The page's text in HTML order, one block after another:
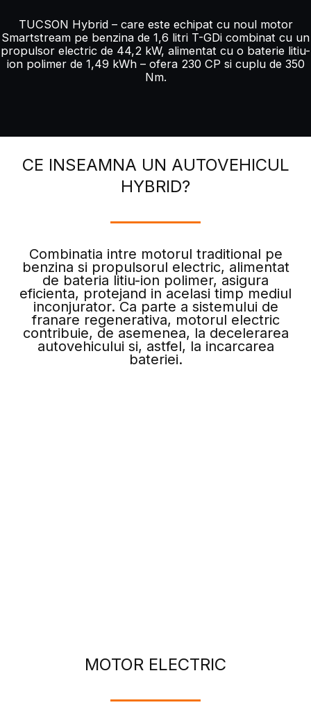
TUCSON Hybrid – care este echipat cu noul motor
Smartstream pe benzina de 1,6 litri T-GDi combinat cu un
propulsor electric de 44,2 kW, alimentat cu o baterie litiu-
ion polimer de 1,49 kWh – ofera 230 CP si cuplu de 350
Nm.
CE INSEAMNA UN AUTOVEHICUL
HYBRID?
Combinatia intre motorul traditional pe
benzina si propulsorul electric, alimentat
de bateria litiu-ion polimer, asigura
eficienta, protejand in acelasi timp mediul
inconjurator. Ca parte a sistemului de
franare regenerativa, motorul electric
contribuie, de asemenea, la decelerarea
autovehicului si, astfel, la incarcarea
bateriei.
MOTOR ELECTRIC